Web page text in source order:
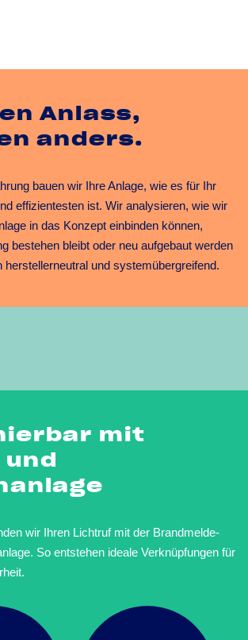
Anlass,
anders.
bauen wir Ihre Anlage, wie es für Ihr
effizientesten ist. Wir analysieren, wie wir
in das Konzept einbinden können,
bestehen bleibt oder neu aufgebaut werden
herstellerneutral und systemübergreifend.
mit
wir Ihren Lichtruf mit der Brandmelde-
So entstehen ideale Verknüpfungen für